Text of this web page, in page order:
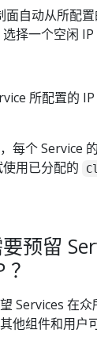
面自动从所配
选择一个空闲 IP
所配置的
每个 Service 的
用已分配的
预留
Services 在众
他组件和用户